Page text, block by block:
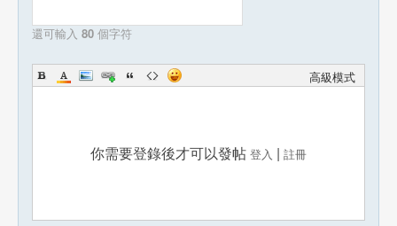
還可輸入 80 個字符
高級模式
你需要登錄後才可以發帖 登入 | 註冊